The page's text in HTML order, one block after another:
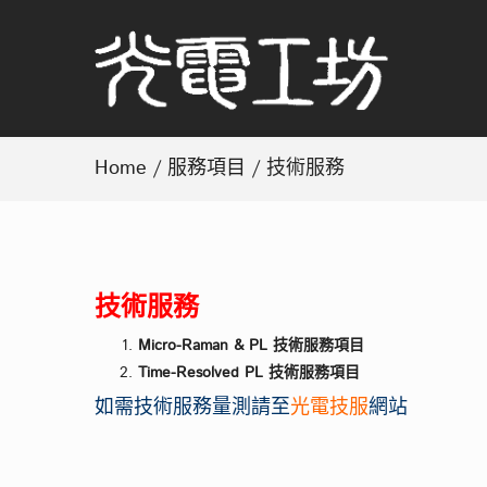
Home / 服務項目 / 技術服務
技術服務
Micro-Raman & PL 技術服務項目
Time-Resolved PL 技術服務項目
如需技術服務量測請至光電技服網站